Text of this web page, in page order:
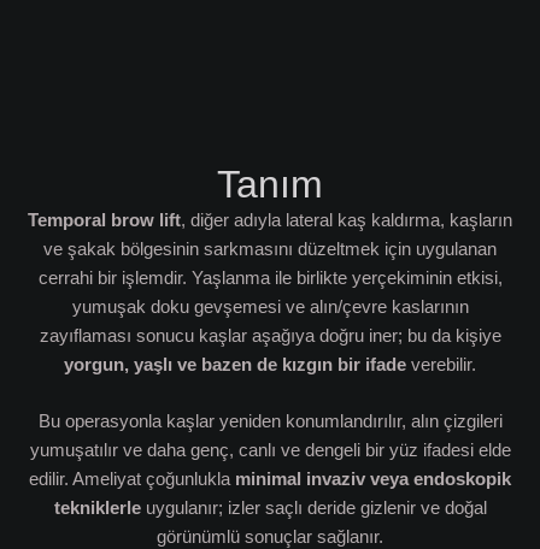
Tanım
Temporal brow lift, diğer adıyla lateral kaş kaldırma, kaşların
ve şakak bölgesinin sarkmasını düzeltmek için uygulanan
cerrahi bir işlemdir. Yaşlanma ile birlikte yerçekiminin etkisi,
yumuşak doku gevşemesi ve alın/çevre kaslarının
zayıflaması sonucu kaşlar aşağıya doğru iner; bu da kişiye
yorgun, yaşlı ve bazen de kızgın bir ifade verebilir.
Bu operasyonla kaşlar yeniden konumlandırılır, alın çizgileri
yumuşatılır ve daha genç, canlı ve dengeli bir yüz ifadesi elde
edilir. Ameliyat çoğunlukla minimal invaziv veya endoskopik
tekniklerleuygulanır; izler saçlı deride gizlenir ve doğal
görünümlü sonuçlar sağlanır.